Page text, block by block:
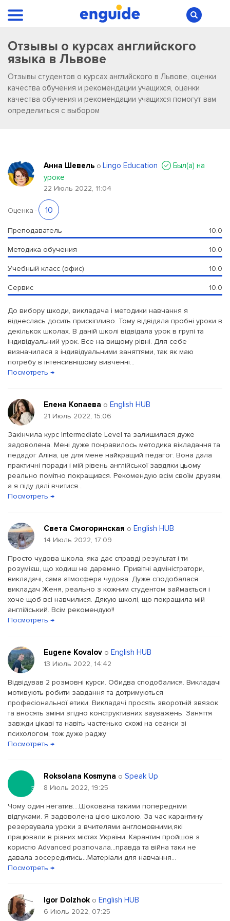
Отзывы о курсах английского
языка в Львове
Отзывы студентов о курсах английского в Львове, оценки
качества обучения и рекомендации учащихся, оценки
качества обучения и рекомендации учащихся помогут вам
определиться с выбором
Анна Шевель о Lingo Education
Был(a) на
уроке
22 Июль 2022, 11:04
Оценка - 10
Преподаватель 10.0
Методика обучения 10.0
Учебный класс (офис) 10.0
Сервис 10.0
До вибору шкоди, викладача і методики навчання я
віднеслась досить прискіпливо. Тому відвідала пробні уроки в
декількох школах. В даній школі відвідала урок в групі та
індивідуальний урок. Все на вищому рівні. Для себе
визначилася з індивідуальними заняттями, так як маю
потребу в інтенсивнішому вивченні...
Посмотреть →
Елена Копаева о English HUB
21 Июль 2022, 15:06
Закінчила курс Intermediate Level та залишилася дуже
задоволена. Мені дуже понравилось методика вікладання та
педадог Аліна, це для мене найкращий педагог. Вона дала
практичні поради і мій рівень англійської завдяки цьому
реально помітно покращився. Рекомендую всім своїм друзям,
а я піду далі вчитися...
Посмотреть →
Света Смогоринская о English HUB
14 Июль 2022, 17:09
Просто чудова школа, яка дає справді результат і ти
розумієш, що ходиш не даремно. Привітні адміністратори,
викладачі, сама атмосфера чудова. Дуже сподобалася
викладач Женя, реально з кожним студентом займається і
хоче щоб всі навчилися. Дякую школі, що покращила мій
англійський. Всім рекомендую!!
Посмотреть →
Eugene Kovalov о English HUB
13 Июль 2022, 14:42
Відвідував 2 розмовні курси. Обидва сподобалися. Викладачі
мотивують робити завдання та дотримуються
професіональної етики. Викладачі просять зворотній звязок
та вносять зміни згідно конструктивних зауважень. Заняття
завжди цікаві та навіть частенько схожі на сеанси зі
психологом, тож дуже раджу
Посмотреть →
Roksolana Kosmyna о Speak Up
8 Июль 2022, 19:25
Чому один негатив....Шокована такими попередніми
відгуками. Я задоволена цією школою. За час карантину
резервувала уроки з вчителями англомовними,які
працювали в різних містах України. Карантин пройшов з
користю Advanced розпочала...правда та війна таки не
давала зосередитись...Матеріали для навчання...
Посмотреть →
Igor Dolzhok о English HUB
6 Июль 2022, 07:25